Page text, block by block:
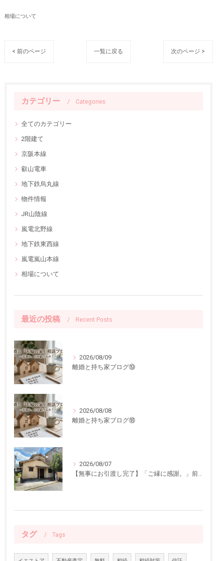
相場について
< 前のページ 一覧に戻る 次のページ >
カテゴリー Categories
全てのカテゴリー
2階建て
京阪本線
叡山電車
地下鉄烏丸線
物件情報
JR山陰線
嵐電北野線
地下鉄東西線
嵐電嵐山本線
相場について
最近の投稿 Recent Posts
2026/08/09
離婚と持ち家ブログ⑲
2026/08/08
離婚と持ち家ブログ⑱
2026/08/07
【無事にお引渡し完了】「ご縁に感謝。」前回ご紹介した中古一戸建てのお引渡しが終了しました
タグ Tags